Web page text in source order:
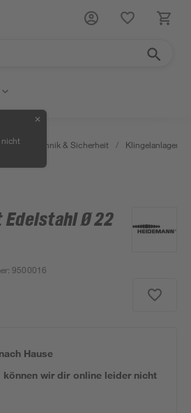
nicht
✕
/ Haustechnik & Sicherheit / Klingelanlagen
Ø 22
:9500016
Hause
können wir dir online leider nicht